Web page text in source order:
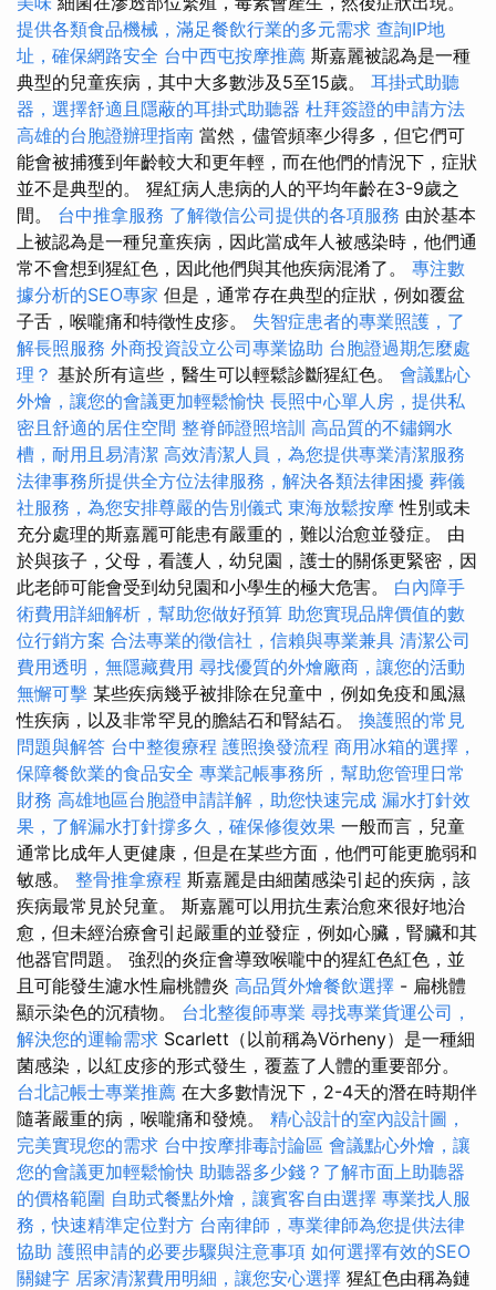
提供各類食品機械，滿足餐飲行業的多元需求 查詢IP地
址，確保網路安全 台中西屯按摩推薦 斯嘉麗被認為是一種
典型的兒童疾病，其中大多數涉及5至15歲。 耳掛式助聽
器，選擇舒適且隱蔽的耳掛式助聽器 杜拜簽證的申請方法
高雄的台胞證辦理指南 當然，儘管頻率少得多，但它們可
能會被捕獲到年齡較大和更年輕，而在他們的情況下，症狀
並不是典型的。 猩紅病人患病的人的平均年齡在3-9歲之
間。 台中推拿服務 了解徵信公司提供的各項服務 由於基本
上被認為是一種兒童疾病，因此當成年人被感染時，他們通
常不會想到猩紅色，因此他們與其他疾病混淆了。 專注數
據分析的SEO專家 但是，通常存在典型的症狀，例如覆盆
子舌，喉嚨痛和特徵性皮疹。 失智症患者的專業照護，了
解長照服務 外商投資設立公司專業協助 台胞證過期怎麼處
理？ 基於所有這些，醫生可以輕鬆診斷猩紅色。 會議點心
外燴，讓您的會議更加輕鬆愉快 長照中心單人房，提供私
密且舒適的居住空間 整脊師證照培訓 高品質的不鏽鋼水
槽，耐用且易清潔 高效清潔人員，為您提供專業清潔服務
法律事務所提供全方位法律服務，解決各類法律困擾 葬儀
社服務，為您安排尊嚴的告別儀式 東海放鬆按摩性別或未
充分處理的斯嘉麗可能患有嚴重的，難以治愈並發症。 由
於與孩子，父母，看護人，幼兒園，護士的關係更緊密，因
此老師可能會受到幼兒園和小學生的極大危害。 白內障手
術費用詳細解析，幫助您做好預算 助您實現品牌價值的數
位行銷方案 合法專業的徵信社，信賴與專業兼具 清潔公司
費用透明，無隱藏費用 尋找優質的外燴廠商，讓您的活動
無懈可擊 某些疾病幾乎被排除在兒童中，例如免疫和風濕
性疾病，以及非常罕見的膽結石和腎結石。 換護照的常見
問題與解答 台中整復療程 護照換發流程 商用冰箱的選擇，
保障餐飲業的食品安全 專業記帳事務所，幫助您管理日常
財務 高雄地區台胞證申請詳解，助您快速完成 漏水打針效
果，了解漏水打針撐多久，確保修復效果 一般而言，兒童
通常比成年人更健康，但是在某些方面，他們可能更脆弱和
敏感。 整骨推拿療程 斯嘉麗是由細菌感染引起的疾病，該
疾病最常見於兒童。 斯嘉麗可以用抗生素治愈來很好地治
愈，但未經治療會引起嚴重的並發症，例如心臟，腎臟和其
他器官問題。 強烈的炎症會導致喉嚨中的猩紅色紅色，並
且可能發生濾水性扁桃體炎 高品質外燴餐飲選擇 - 扁桃體
顯示染色的沉積物。 台北整復師專業 尋找專業貨運公司，
解決您的運輸需求 Scarlett（以前稱為Vörheny）是一種細
菌感染，以紅皮疹的形式發生，覆蓋了人體的重要部分。
台北記帳士專業推薦 在大多數情況下，2-4天的潛在時期伴
隨著嚴重的病，喉嚨痛和發燒。 精心設計的室內設計圖，
完美實現您的需求 台中按摩排毒討論區 會議點心外燴，讓
您的會議更加輕鬆愉快 助聽器多少錢？了解市面上助聽器
的價格範圍 自助式餐點外燴，讓賓客自由選擇 專業找人服
務，快速精準定位對方 台南律師，專業律師為您提供法律
協助 護照申請的必要步驟與注意事項 如何選擇有效的SEO
關鍵字 居家清潔費用明細，讓您安心選擇 猩紅色由稱為鏈